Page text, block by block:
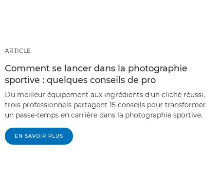
ARTICLE
Comment se lancer dans la photographie
sportive : quelques conseils de pro
Du meilleur équipement aux ingrédients d'un cliché réussi,
trois professionnels partagent 15 conseils pour transformer
un passe-temps en carrière dans la photographie sportive.
EN SAVOIR PLUS